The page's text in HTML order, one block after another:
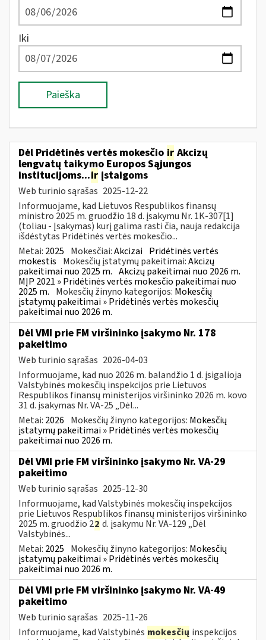
Iki
Paieška
Dėl Pridėtinės vertės mokesčio ir Akcizų
lengvatų taikymo Europos Sąjungos
institucijoms...ir įstaigoms
Web turinio sąrašas 2025-12-22
Informuojame, kad Lietuvos Respublikos finansų
ministro 2025 m. gruodžio 18 d. įsakymu Nr. 1K-307[1]
(toliau - Įsakymas) kurį galima rasti čia, nauja redakcija
išdėstytas Pridėtinės vertės mokesčio...
Metai: 2025 Mokesčiai:Akcizai Pridėtinės vertės
mokestis Mokesčių įstatymų pakeitimai:Akcizų
pakeitimai nuo 2025 m. Akcizų pakeitimai nuo 2026 m.
MĮP 2021 » Pridėtinės vertės mokesčio pakeitimai nuo
2025 m. Mokesčių žinyno kategorijos: Mokesčių
įstatymų pakeitimai » Pridėtinės vertės mokesčių
pakeitimai nuo 2026 m.
Dėl VMI prie FM viršininko įsakymo Nr. 178
pakeitimo
Web turinio sąrašas 2026-04-03
Informuojame, kad nuo 2026 m. balandžio 1 d. įsigalioja
Valstybinės mokesčių inspekcijos prie Lietuvos
Respublikos finansų ministerijos viršininko 2026 m. kovo
31 d. įsakymas Nr. VA-25 „Dėl...
Metai: 2026 Mokesčių žinyno kategorijos: Mokesčių
įstatymų pakeitimai » Pridėtinės vertės mokesčių
pakeitimai nuo 2026 m.
Dėl VMI prie FM viršininko įsakymo Nr. VA-29
pakeitimo
Web turinio sąrašas 2025-12-30
Informuojame, kad Valstybinės mokesčių inspekcijos
prie Lietuvos Respublikos finansų ministerijos viršininko
2025 m. gruodžio 22 d. įsakymu Nr. VA-129 „Dėl
Valstybinės...
Metai: 2025 Mokesčių žinyno kategorijos: Mokesčių
įstatymų pakeitimai » Pridėtinės vertės mokesčių
pakeitimai nuo 2026 m.
Dėl VMI prie FM viršininko įsakymo Nr. VA-49
pakeitimo
Web turinio sąrašas 2025-11-26
Informuojame, kad Valstybinės mokesčių inspekcijos